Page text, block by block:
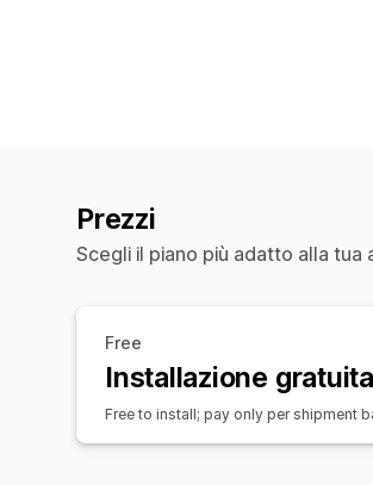
Prezzi
Scegli il piano più adatto alla tua
Free
Installazione gratuita
Free to install; pay only per shipment